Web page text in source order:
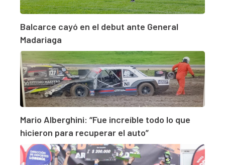
Balcarce cayó en el debut ante General
Madariaga
Mario Alberghini: “Fue increíble todo lo que
hicieron para recuperar el auto”